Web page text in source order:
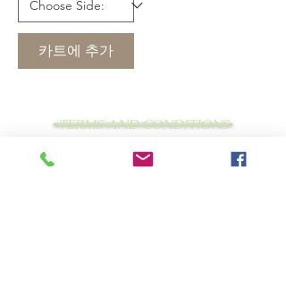
카트에 추가
TERMS AND CONDITIONS
PRIVACY STATEMENT